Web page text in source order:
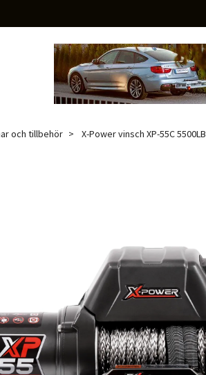
och tillbehör X-Power vinsch XP-55C